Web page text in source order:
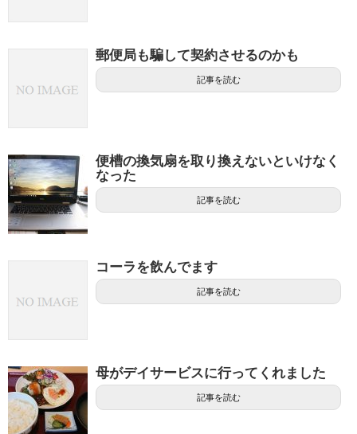
郵便局も騙して契約させるのかも
記事を読む
便槽の換気扇を取り換えないといけなく
なった
記事を読む
コーラを飲んでます
記事を読む
母がデイサービスに行ってくれました
記事を読む